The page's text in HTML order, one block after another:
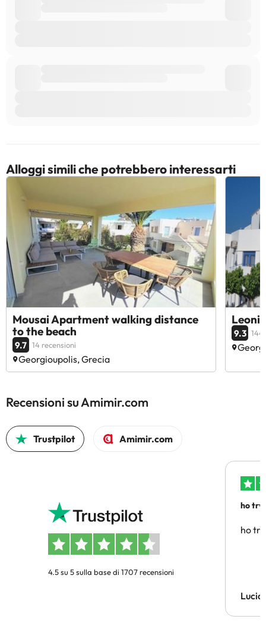
Alloggi simili che potrebbero interessarti
Mousai Apartment walking distance
to the beach
9.7 14 recensioni
Georgioupolis, Grecia
9.3 144
Recensioni su Amimir.com
Trustpilot Amimir.com
4.5 su 5 sulla base di 1707 recensioni
ho
ho
Lucia